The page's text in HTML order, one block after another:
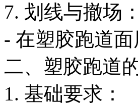
7. 划线与撤场：
- 在塑胶跑道
二、塑胶跑道
1. 基础要求：